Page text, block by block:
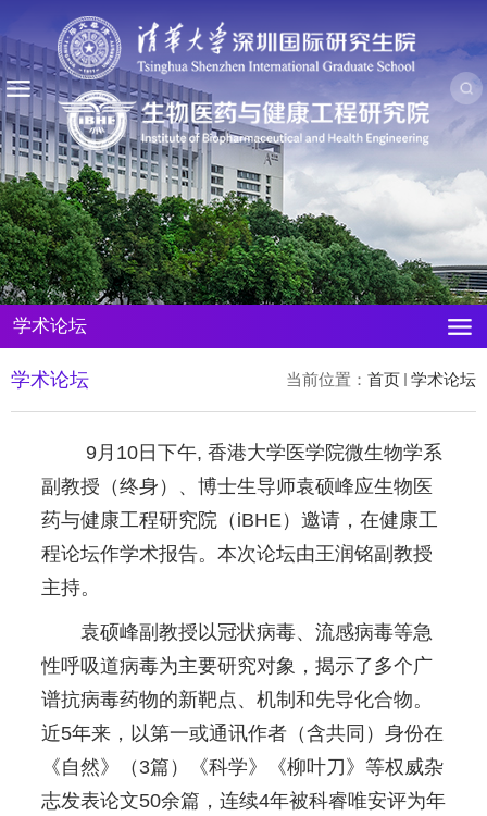
学术论坛
当前位置： 首页 学术论坛
学术论坛
9月10日下午, 香港大学医学院微生物学系
副教授（终身）、博士生导师袁硕峰应生物医
药与健康工程研究院（iBHE）邀请，在健康工
程论坛作学术报告。本次论坛由王润铭副教授
主持。
袁硕峰副教授以冠状病毒、流感病毒等急
性呼吸道病毒为主要研究对象，揭示了多个广
谱抗病毒药物的新靶点、机制和先导化合物。
近5年来，以第一或通讯作者（含共同）身份在
《自然》（3篇）《科学》《柳叶刀》等权威杂
志发表论文50余篇，连续4年被科睿唯安评为年